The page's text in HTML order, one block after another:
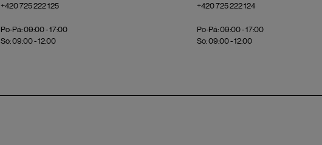
+420 725 222 125
Po-Pá: 09:00 - 17:00
So: 09:00 - 12:00
+420 725 222 124
Po-Pá: 09:00 - 17:00
So: 09:00 - 12:00